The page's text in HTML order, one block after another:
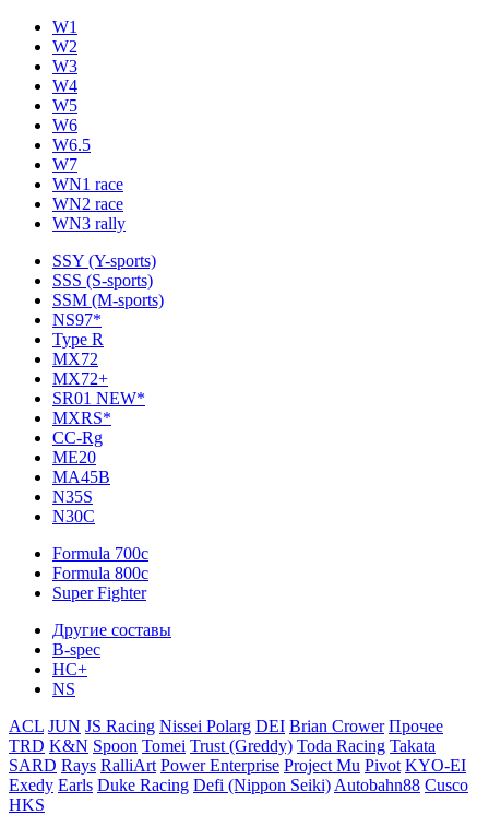
W1
W2
W3
W4
W5
W6
W6.5
W7
WN1 race
WN2 race
WN3 rally
SSY (Y-sports)
SSS (S-sports)
SSM (M-sports)
NS97*
Type R
MX72
MX72+
SR01 NEW*
MXRS*
CC-Rg
ME20
MA45B
N35S
N30C
Formula 700c
Formula 800c
Super Fighter
Другие составы
B-spec
HC+
NS
ACL JUN JS Racing Nissei Polarg DEI Brian Crower Прочее
TRD K&N Spoon Tomei Trust (Greddy) Toda Racing Takata
SARD Rays RalliArt Power Enterprise Project Mu Pivot KYO-EI
Exedy Earls Duke Racing Defi (Nippon Seiki) Autobahn88 Cusco
HKS